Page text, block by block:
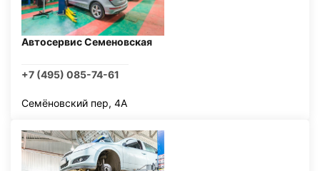
Автосервис Семеновская
+7 (495) 085-74-61
Семёновский пер, 4А